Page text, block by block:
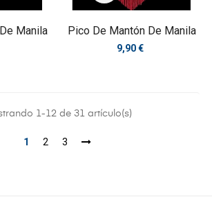
Manila Pico De Mantón De Manila
Precio
9,90 €
1-12 de 31 artículo(s)
1 2 3